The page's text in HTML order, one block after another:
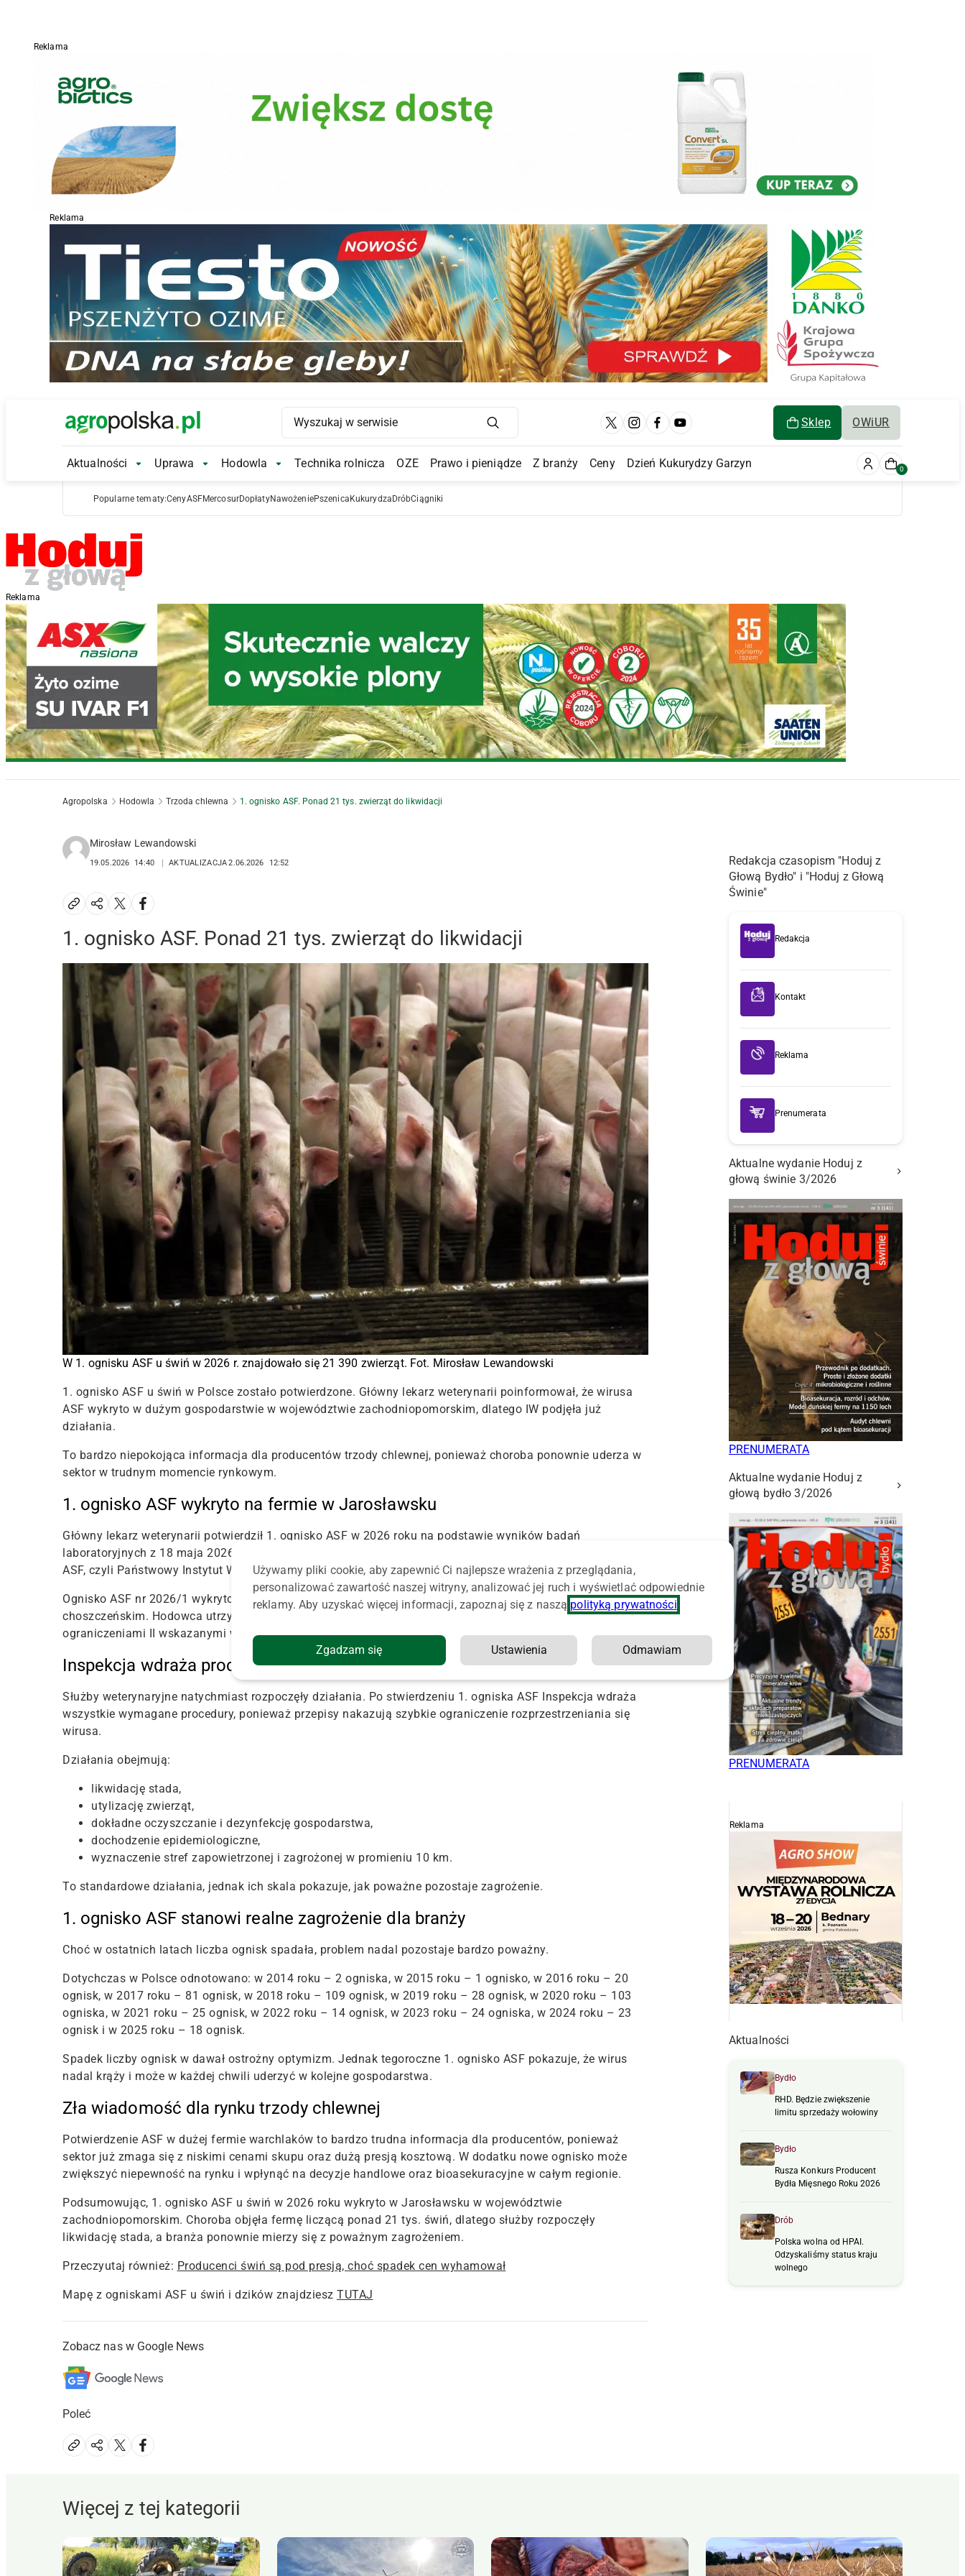
Reklama
Reklama
Main Logo Sklep OWiUR
Main Navigation
Aktualności Aktualności Submenu
Uprawa Uprawa Submenu
Hodowla Hodowla Submenu
Technika rolnicza OZE Prawo i pieniądze Z branży Ceny Dzień Kukurydzy Garzyn 0
Popularne tematy:CenyASFMercosurDopłatyNawożeniePszenica Kukurydza DróbCiągniki
Reklama
Agropolska Hodowla Trzoda chlewna 1. ognisko ASF. Ponad 21 tys. zwierząt do likwidacji
Mirosław Lewandowski
19.05.2026 14:40 AKTUALIZACJA2.06.2026 12:52
1. ognisko ASF. Ponad 21 tys. zwierząt do likwidacji
W 1. ognisku ASF u świń w 2026 r. znajdowało się 21 390 zwierząt. Fot. Mirosław Lewandowski
1. ognisko ASF u świń w Polsce zostało potwierdzone. Główny lekarz weterynarii poinformował, że wirusa
ASF wykryto w dużym gospodarstwie w województwie zachodniopomorskim, dlatego IW podjęła już
działania.
To bardzo niepokojąca informacja dla producentów trzody chlewnej, ponieważ choroba ponownie uderza w
sektor w trudnym momencie rynkowym.
1. ognisko ASF wykryto na fermie w Jarosławsku
Główny lekarz weterynarii potwierdził 1. ognisko ASF w 2026 roku na podstawie wyników badań
laboratoryjnych z 18 maja 2026 roku. Dodatkowo analizy przeprowadził Krajowy Instytut Referencyjny ds.
ASF, czyli Państwowy Instytut Weterynaryjny – Państwowy Instytut Badawczy.
Ognisko ASF nr 2026/1 wykryto w gospodarstwie położonym w miejscowości Jarosławsko
, w powiecie
choszczeńskim. Hodowca utrzymywał tam 21 390 świń.
Ferma znajduje się na obszarze objętym
ograniczeniami II wskazanymi w unijnych przepisach sanitarnych.
Inspekcja wdraża procedury likwidacji choroby
Służby weterynaryjne natychmiast rozpoczęły działania. Po stwierdzeniu 1. ogniska ASF Inspekcja wdraża
wszystkie wymagane procedury, ponieważ przepisy nakazują szybkie ograniczenie rozprzestrzeniania się
wirusa.
Działania obejmują:
likwidację stada,
utylizację zwierząt,
dokładne oczyszczanie i dezynfekcję gospodarstwa,
dochodzenie epidemiologiczne,
wyznaczenie stref zapowietrzonej i zagrożonej w promieniu 10 km.
To standardowe działania, jednak ich skala pokazuje, jak poważne pozostaje zagrożenie.
1. ognisko ASF stanowi realne zagrożenie dla branży
Choć w ostatnich latach liczba ognisk spadała, problem nadal pozostaje bardzo poważny.
Dotychczas w Polsce odnotowano: w 2014 roku – 2 ogniska, w 2015 roku – 1 ognisko, w 2016 roku – 20
ognisk, w 2017 roku – 81 ognisk, w 2018 roku – 109 ognisk, w 2019 roku – 28 ognisk, w 2020 roku – 103
ogniska, w 2021 roku – 25 ognisk, w 2022 roku – 14 ognisk, w 2023 roku – 24 ogniska, w 2024 roku – 23
ognisk i w 2025 roku – 18 ognisk.
Spadek liczby ognisk w dawał ostrożny optymizm. Jednak tegoroczne 1. ognisko ASF pokazuje, że wirus
nadal krąży i może w każdej chwili uderzyć w kolejne gospodarstwa.
Zła wiadomość dla rynku trzody chlewnej
Potwierdzenie ASF w dużej fermie warchlaków to bardzo trudna informacja dla producentów, ponieważ
sektor już zmaga się z niskimi cenami skupu oraz dużą presją kosztową. W dodatku nowe ognisko może
zwiększyć niepewność na rynku i wpłynąć na decyzje handlowe oraz bioasekuracyjne w całym regionie.
Podsumowując, 1. ognisko ASF u świń w 2026 roku wykryto w Jarosławsku w województwie
zachodniopomorskim. Choroba objęła fermę liczącą ponad 21 tys. świń, dlatego służby rozpoczęły
likwidację stada, a branża ponownie mierzy się z poważnym zagrożeniem.
Przeczyutaj również: Producenci świń są pod presją, choć spadek cen wyhamował
Mapę z ogniskami ASF u świń i dzików znajdziesz TUTAJ
Zobacz nas w Google News
Poleć
Redakcja czasopism "Hoduj z
Głową Bydło" i "Hoduj z Głową
Świnie"
Redakcja
Kontakt
Reklama
Prenumerata
Aktualne wydanie Hoduj z
głową świnie 3/2026
PRENUMERATA
Aktualne wydanie Hoduj z
głową bydło 3/2026
PRENUMERATA
Reklama
Aktualności
Bydło
RHD. Będzie zwiększenie
limitu sprzedaży wołowiny
Bydło
Rusza Konkurs Producent
Bydła Mięsnego Roku 2026
Drób
Polska wolna od HPAI.
Odzyskaliśmy status kraju
wolnego
Więcej z tej kategorii
Używamy pliki cookie, aby zapewnić Ci najlepsze wrażenia z przeglądania,
personalizować zawartość naszej witryny, analizować jej ruch i wyświetlać odpowiednie
reklamy. Aby uzyskać więcej informacji, zapoznaj się z naszą polityką prywatności
Zgadzam się Ustawienia Odmawiam